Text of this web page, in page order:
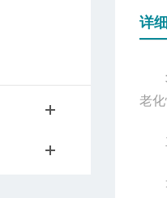
详
老